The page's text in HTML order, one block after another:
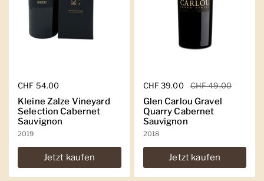
Regulärer Preis
CHF 54.00
Kleine Zalze Vineyard
Selection Cabernet
Sauvignon
2019
Jetzt kaufen
Regulärer Preis
CHF 39.00 Sale-Preis
CHF 49.00
Glen Carlou Gravel
Quarry Cabernet
Sauvignon
2018
Jetzt kaufen